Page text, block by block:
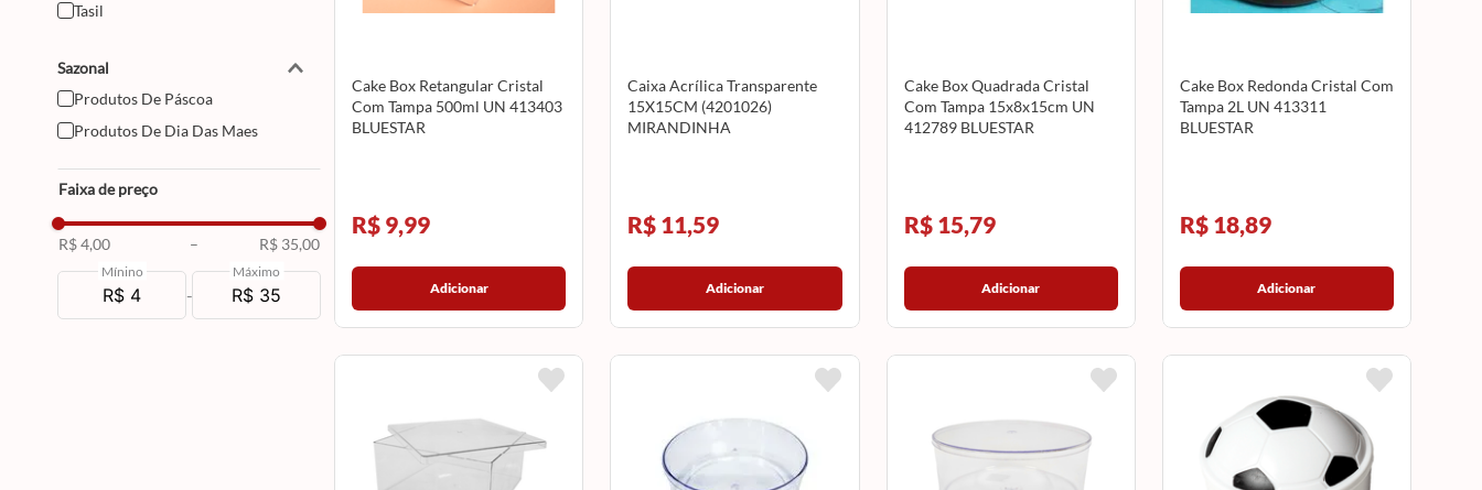
Tasil
Sazonal
Produtos De Páscoa
Produtos De Dia Das Maes
Faixa de preço
R$ 4,00 – R$ 35,00
Mínino
-
Máximo
Cake Box Retangular Cristal
Com Tampa 500ml UN 413403
BLUESTAR
R$ 9,99
Adicionar
Caixa Acrílica Transparente
15X15CM (4201026)
MIRANDINHA
R$ 11,59
Adicionar
Cake Box Quadrada Cristal
Com Tampa 15x8x15cm UN
412789 BLUESTAR
R$ 15,79
Adicionar
Cake Box Redonda Cristal Com
Tampa 2L UN 413311
BLUESTAR
R$ 18,89
Adicionar